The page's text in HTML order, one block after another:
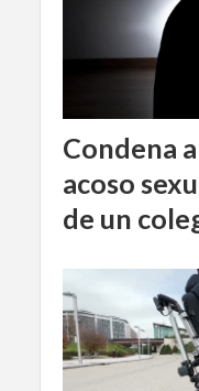
Condena
acoso
de un